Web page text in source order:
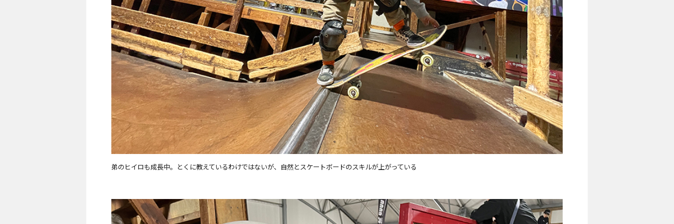
弟のヒイロも成長中。とくに教えているわけではないが、自然とスケートボードのスキルが上がっている